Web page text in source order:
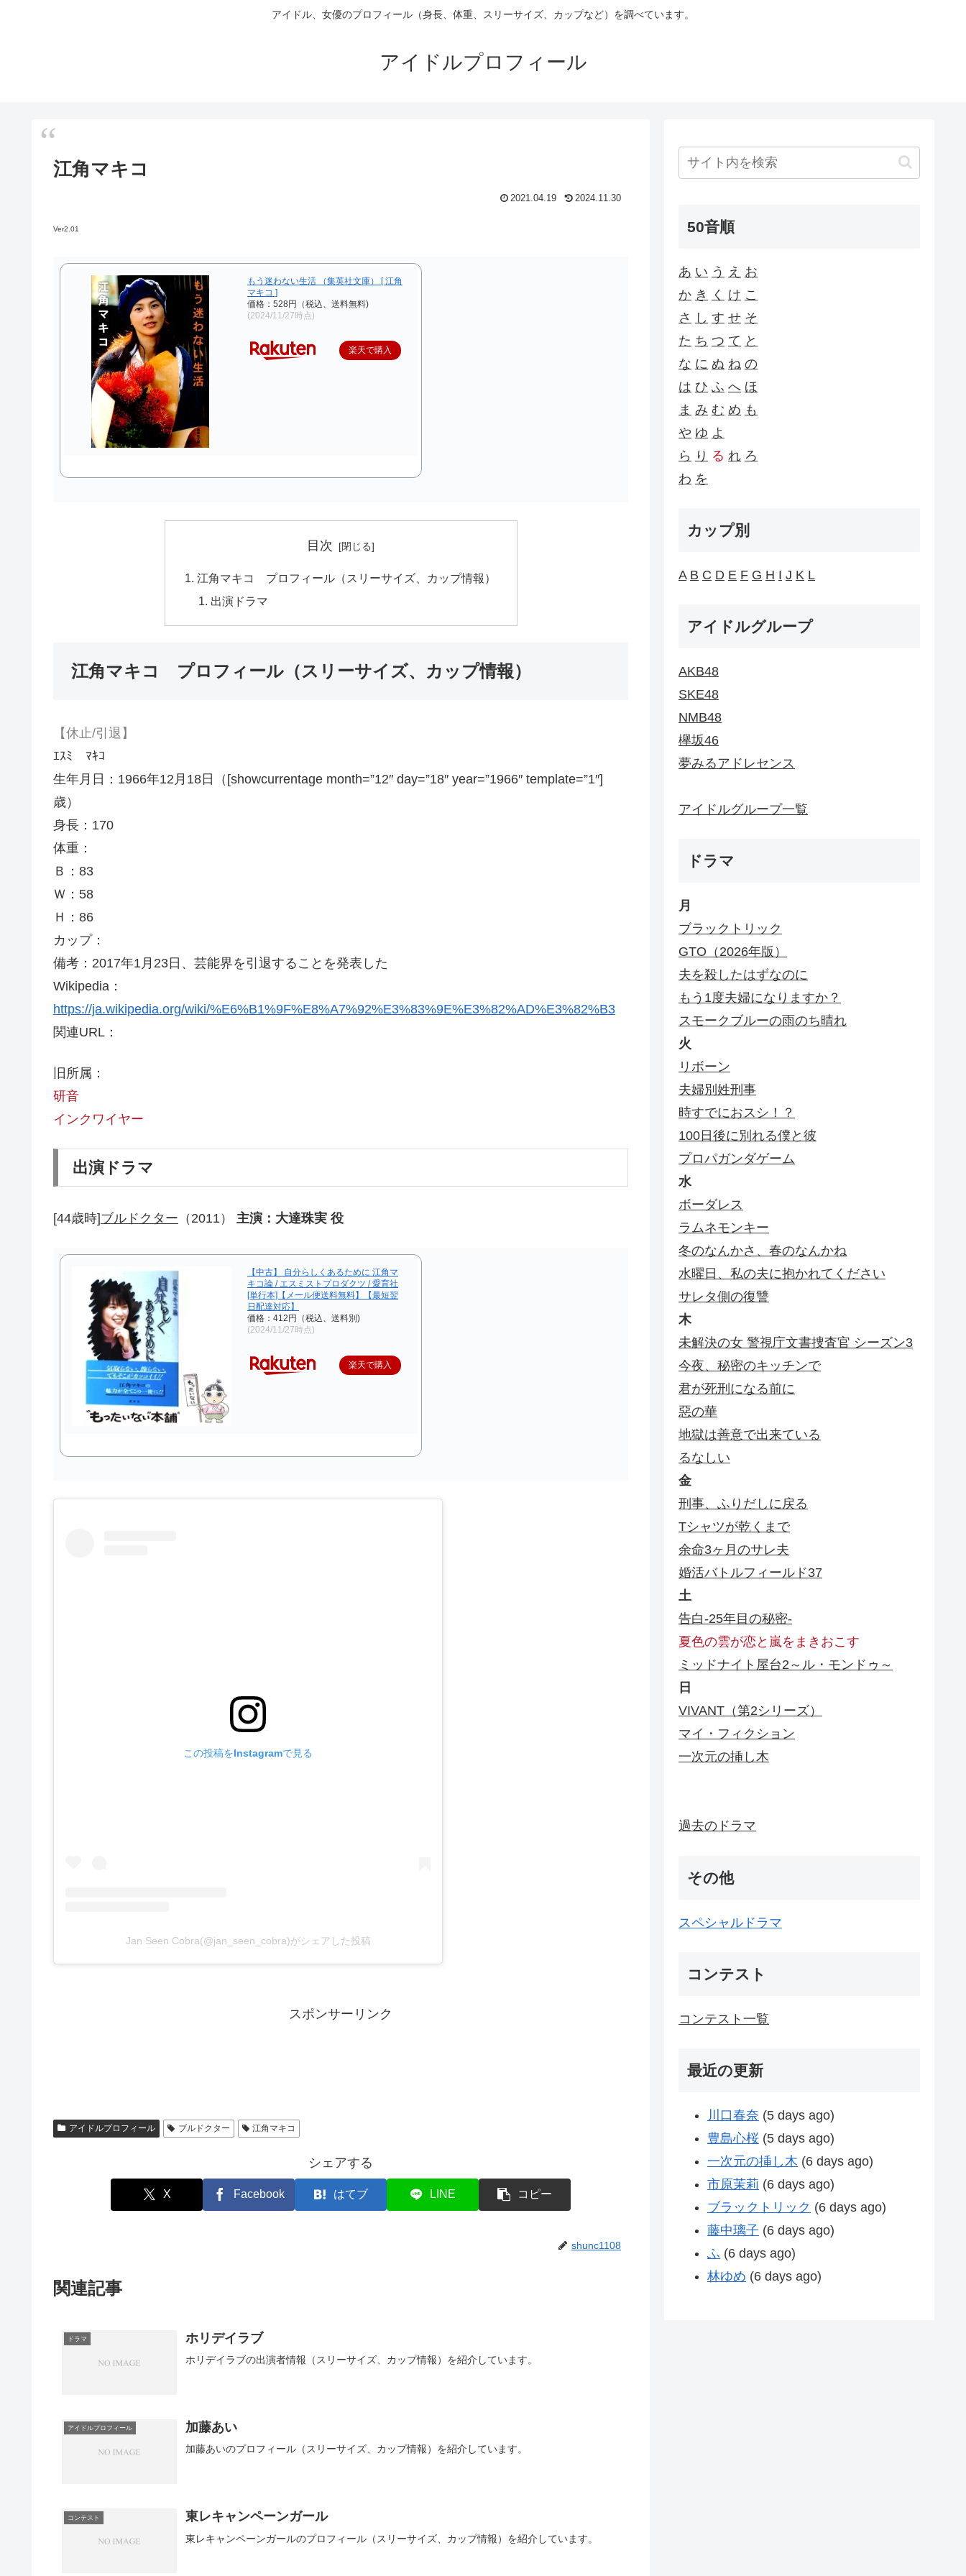
アイドル、女優のプロフィール（身長、体重、スリーサイズ、カップなど）を調べています。
アイドルプロフィール
江角マキコ
2021.04.19 2024.11.30
Ver2.01
もう迷わない生活 （集英社文庫） [ 江角
マキコ ]
価格：528円（税込、送料無料)
(2024/11/27時点)
楽天で購入
目次
江角マキコ プロフィール（スリーサイズ、カップ情報）
出演ドラマ
江角マキコ プロフィール（スリーサイズ、カップ情報）
【休止/引退】
ｴｽﾐ ﾏｷｺ
生年月日：1966年12月18日（[showcurrentage month=”12″ day=”18″ year=”1966″ template=”1″]
歳）
身長：170
体重：
Ｂ：83
Ｗ：58
Ｈ：86
カップ：
備考：2017年1月23日、芸能界を引退することを発表した
Wikipedia：
https://ja.wikipedia.org/wiki/%E6%B1%9F%E8%A7%92%E3%83%9E%E3%82%AD%E3%82%B3
関連URL：
旧所属：
研音
インクワイヤー
出演ドラマ
[44歳時]ブルドクター （2011） 主演：大達珠実 役
【中古】 自分らしくあるために 江角マ
キコ論 / エスミストプロダクツ / 愛育社
[単行本]【メール便送料無料】【最短翌
日配達対応】
価格：412円（税込、送料別)
(2024/11/27時点)
楽天で購入
この投稿をInstagramで見る
Jan Seen Cobra(@jan_seen_cobra)がシェアした投稿
スポンサーリンク
アイドルプロフィール ブルドクター 江角マキコ
シェアする
X Facebook はてブ LINE コピー
shunc1108
関連記事
ドラマ ホリデイラブ
ホリデイラブの出演者情報（スリーサイズ、カップ情報）を紹介しています。
アイドルプロフィール 加藤あい
加藤あいのプロフィール（スリーサイズ、カップ情報）を紹介しています。
コンテスト 東レキャンペーンガール
東レキャンペーンガールのプロフィール（スリーサイズ、カップ情報）を紹介しています。
50音順
あ い う え お
か き く け こ
さ
し す せ そ
た ち つ て と
な に ぬ ね の
は ひ ふ へ ほ
ま み む め も
や ゆ よ
ら り る れ ろ
わ を
カップ別
A B C D E F G H I J K L
アイドルグループ
AKB48
SKE48
NMB48
欅坂46
夢みるアドレセンス
アイドルグループ一覧
ドラマ
月
ブラックトリック
GTO（2026年版）
夫を殺したはずなのに
もう1度夫婦になりますか？
スモークブルーの雨のち晴れ
火
リボーン
夫婦別姓刑事
時すでにおスシ！？
100日後に別れる僕と彼
プロパガンダゲーム
水
ボーダレス
ラムネモンキー
冬のなんかさ、春のなんかね
水曜日、私の夫に抱かれてください
サレタ側の復讐
木
未解決の女 警視庁文書捜査官 シーズン3
今夜、秘密のキッチンで
君が死刑になる前に
惡の華
地獄は善意で出来ている
るなしい
金
刑事、ふりだしに戻る
Tシャツが乾くまで
余命3ヶ月のサレ夫
婚活バトルフィールド37
土
告白-25年目の秘密-
夏色の雲が恋と嵐をまきおこす
ミッドナイト屋台2～ル・モンドゥ～
日
VIVANT（第2シリーズ）
マイ・フィクション
一次元の挿し木
過去のドラマ
その他
スペシャルドラマ
コンテスト
コンテスト一覧
最近の更新
川口春奈 (5 days ago)
豊島心桜 (5 days ago)
一次元の挿し木 (6 days ago)
市原茉莉 (6 days ago)
ブラックトリック (6 days ago)
藤中璃子 (6 days ago)
ふ (6 days ago)
林ゆめ (6 days ago)